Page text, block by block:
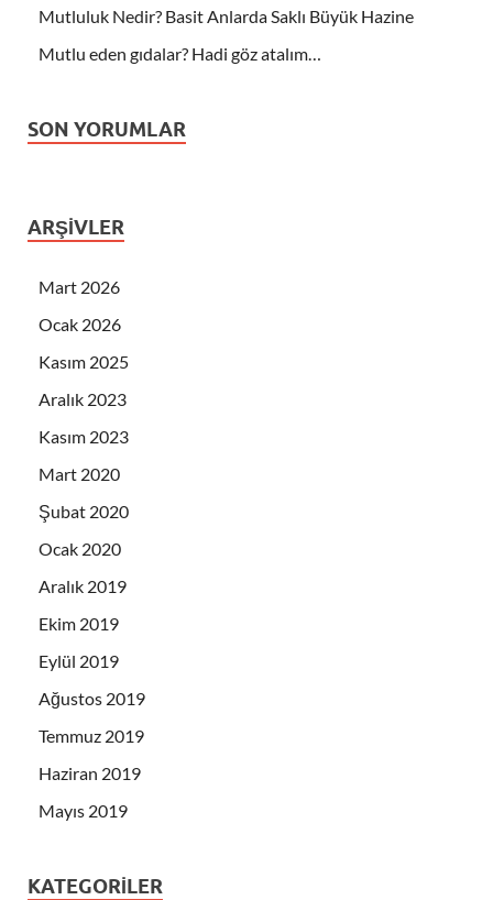
Mutluluk Nedir? Basit Anlarda Saklı Büyük Hazine
Mutlu eden gıdalar? Hadi göz atalım…
SON YORUMLAR
ARŞIVLER
Mart 2026
Ocak 2026
Kasım 2025
Aralık 2023
Kasım 2023
Mart 2020
Şubat 2020
Ocak 2020
Aralık 2019
Ekim 2019
Eylül 2019
Ağustos 2019
Temmuz 2019
Haziran 2019
Mayıs 2019
KATEGORILER